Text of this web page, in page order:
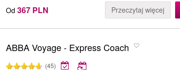
Od 367 PLN Przeczytaj więcej
ABBA Voyage - Express Coach
(45)